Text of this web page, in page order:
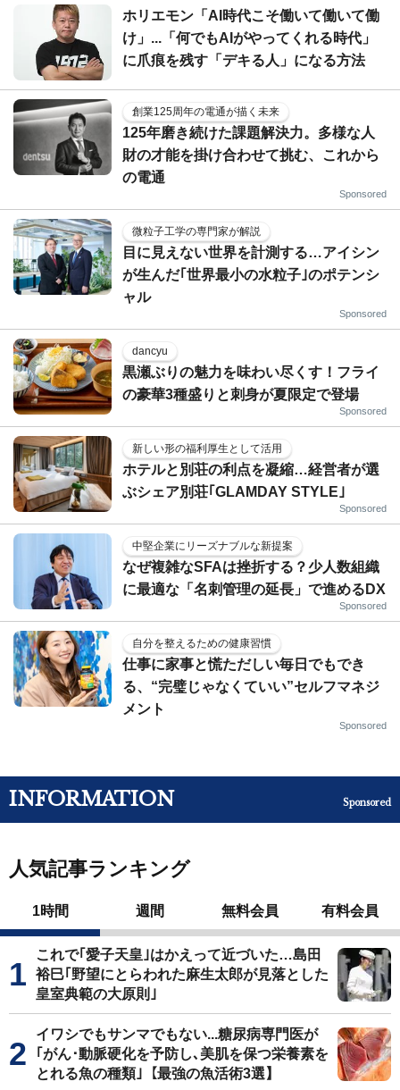
ホリエモン「AI時代こそ働いて働いて働
け」...「何でもAIがやってくれる時代」
に爪痕を残す「デキる人」になる方法
創業125周年の電通が描く未来
125年磨き続けた課題解決力。多様な人
財の才能を掛け合わせて挑む、これから
の電通
Sponsored
微粒子工学の専門家が解説
目に見えない世界を計測する…アイシン
が生んだ｢世界最小の水粒子｣のポテンシ
ャル
Sponsored
dancyu
黒瀬ぶりの魅力を味わい尽くす！フライ
の豪華3種盛りと刺身が夏限定で登場
Sponsored
新しい形の福利厚生として活用
ホテルと別荘の利点を凝縮…経営者が選
ぶシェア別荘｢GLAMDAY STYLE｣
Sponsored
中堅企業にリーズナブルな新提案
なぜ複雑なSFAは挫折する？少人数組織
に最適な「名刺管理の延長」で進めるDX
Sponsored
自分を整えるための健康習慣
仕事に家事と慌ただしい毎日でもでき
る、“完璧じゃなくていい”セルフマネジ
メント
Sponsored
INFORMATION Sponsored
人気記事ランキング
1時間 週間 無料会員 有料会員
これで｢愛子天皇｣はかえって近づいた…島田
裕巳｢野望にとらわれた麻生太郎が見落とした
皇室典範の大原則｣
イワシでもサンマでもない...糖尿病専門医が
｢がん･動脈硬化を予防し､美肌を保つ栄養素を
とれる魚の種類｣【最強の魚活術3選】